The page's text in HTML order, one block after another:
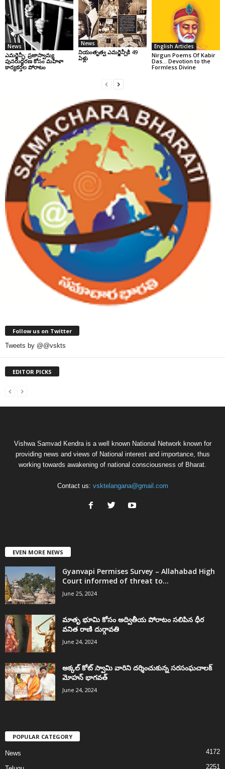
News
ఎమర్జెన్సీ: ప్రజాస్వామ్య
పునరుద్ధరణ కోసం మహిళా
కార్యకర్తల పోరాటం
News
నియంతృత్వ ఎమర్జెన్సీకి 49
ఏళ్లు
English Articles
Nirgun Poems Of Kabir
Das… Devotion to the
Formless Divine
Follow us on Twitter
Tweets by @@vskts
EDITOR PICKS
Vishwa Samvad Kendra is a well known National Network known for
providing news and views of National interest and importance, thus
working towards awakening of national consciousness of Bharat.
Contact us: vsktelangana@gmail.com
EVEN MORE NEWS
Gyanvapi Permises Survey – Allahabad High
Court informed of threat to...
June 25, 2024
మాతృ భూమి కోసం అద్వితీయ పోరాటం సలిపిన ధీర
వనిత రాణి దుర్గావతి
June 24, 2024
అక్కల్‌ కోట్‌ స్వామి వారిని దర్శించుకున్న సరసంఘచాలక్
మోహన్ భాగవత్
June 24, 2024
POPULAR CATEGORY
News 4172
2251